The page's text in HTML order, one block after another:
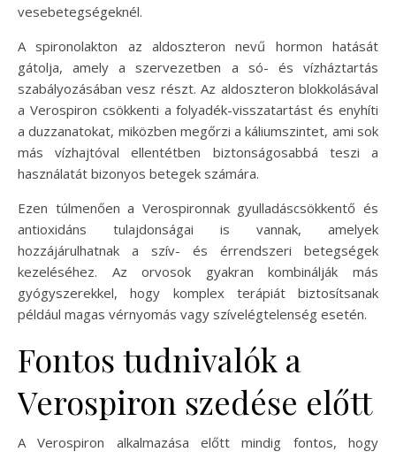
vesebetegségeknél.
A spironolakton az aldoszteron nevű hormon hatását
gátolja, amely a szervezetben a só- és vízháztartás
szabályozásában vesz részt. Az aldoszteron blokkolásával
a Verospiron csökkenti a folyadék-visszatartást és enyhíti
a duzzanatokat, miközben megőrzi a káliumszintet, ami sok
más vízhajtóval ellentétben biztonságosabbá teszi a
használatát bizonyos betegek számára.
Ezen túlmenően a Verospironnak gyulladáscsökkentő és
antioxidáns tulajdonságai is vannak, amelyek
hozzájárulhatnak a szív- és érrendszeri betegségek
kezeléséhez. Az orvosok gyakran kombinálják más
gyógyszerekkel, hogy komplex terápiát biztosítsanak
például magas vérnyomás vagy szívelégtelenség esetén.
Fontos tudnivalók a
Verospiron szedése előtt
A Verospiron alkalmazása előtt mindig fontos, hogy